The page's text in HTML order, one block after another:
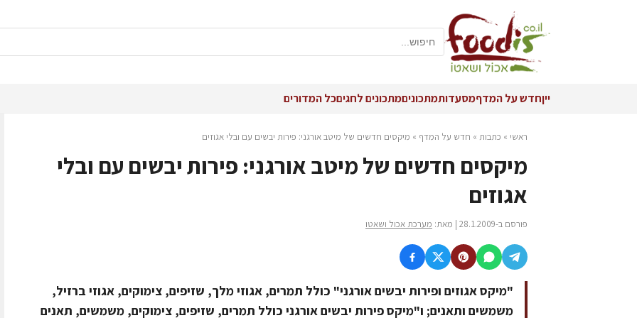
ייןחדש על המדףמסעדותמתכוניםמתכונים לחגיםכל המדורים
ראשי » כתבות » חדש על המדף » מיקסים חדשים של מיטב אורגני: פירות יבשים עם ובלי אגוזים
מיקסים חדשים של מיטב אורגני: פירות יבשים עם ובלי
אגוזים
פורסם ב-28.1.2009 | מאת: מערכת אכול ושאטו
"מיקס אגוזים ופירות יבשים אורגני" כולל תמרים, אגוזי מלך, שזיפים, צימוקים, אגוזי ברזיל,
משמשים ותאנים; ו"מיקס פירות יבשים אורגני כולל תמרים, שזיפים, צימוקים, משמשים, תאנים